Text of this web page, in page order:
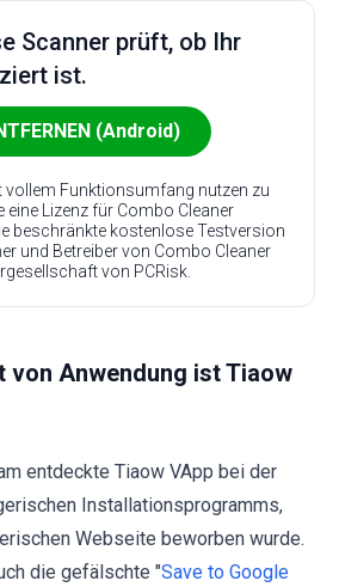
Scanner prüft, ob Ihr
ist.
(Android)
vollem Funktionsumfang nutzen zu
eine Lizenz für Combo Cleaner
beschränkte kostenlose Testversion
und Betreiber von Combo Cleaner
von PCRisk.
von Anwendung ist Tiaow
entdeckte Tiaow VApp bei der
Installationsprogramms,
Webseite beworben wurde.
die gefälschte "Save to Google